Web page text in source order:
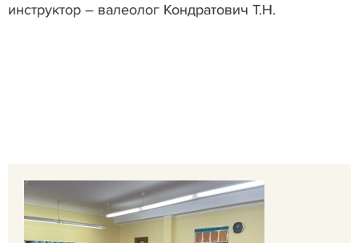
инструктор – валеолог Кондратович Т.Н.